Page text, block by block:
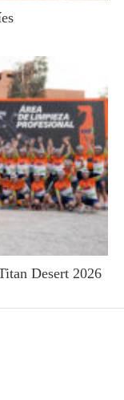
Desert 2026